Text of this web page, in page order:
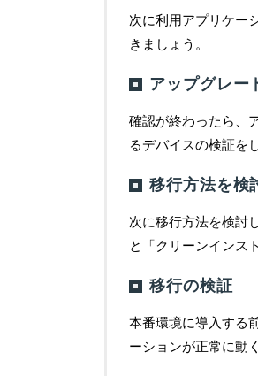
次に利用アプリケー
きましょう。
アップグレー
確認が終わったら、
るデバイスの検証を
移行方法を検
次に移行方法を検討
と「クリーンインス
移行の検証
本番環境に導入する
ーションが正常に動